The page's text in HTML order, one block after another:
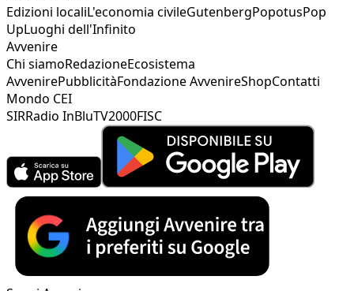
Edizioni localiL'economia civileGutenbergPopotusPop
UpLuoghi dell'Infinito
Avvenire
Chi siamoRedazioneEcosistema
AvvenirePubblicitàFondazione AvvenireShopContatti
Mondo CEI
SIRRadio InBluTV2000FISC